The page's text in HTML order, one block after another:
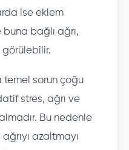
ise eklem
buna bağlı ağrı,
görülebilir.
temel sorun çoğu
stres, ağrı ve
Bu nedenle
azaltmayı